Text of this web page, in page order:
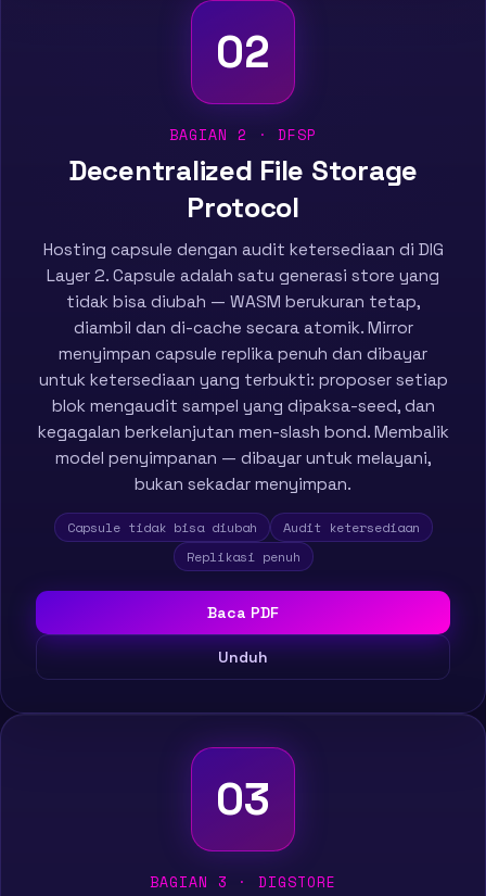
02
BAGIAN 2 · DFSP
Decentralized File Storage
Protocol
Hosting capsule dengan audit ketersediaan di DIG
Layer 2. Capsule adalah satu generasi store yang
tidak bisa diubah — WASM berukuran tetap,
diambil dan di-cache secara atomik. Mirror
menyimpan capsule replika penuh dan dibayar
untuk ketersediaan yang terbukti: proposer setiap
blok mengaudit sampel yang dipaksa-seed, dan
kegagalan berkelanjutan men-slash bond. Membalik
model penyimpanan — dibayar untuk melayani,
bukan sekadar menyimpan.
Capsule tidak bisa diubah
Audit ketersediaan
Replikasi penuh
Baca PDF
Unduh
03
BAGIAN 3 · DIGSTORE